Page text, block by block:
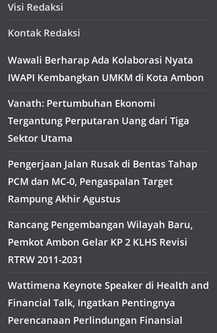
Visi Redaksi
Kontak Redaksi
Wawali Berharap Ada Kolaborasi Nyata
IWAPI Kembangkan UMKM di Kota Ambon
Vanath: Pertumbuhan Ekonomi
Tergantung Perputaran Uang dari Tiga
Sektor Utama
Pengerjaan Jalan Rusak di Bentas Tahap
PCM dan MC-0, Pengaspalan Target
Rampung Akhir Agustus
Rancang Pengembangan Wilayah Baru,
Pemkot Ambon Gelar KP 2 KLHS Revisi
RTRW 2011-2031
Wattimena Keynote Speaker di Health and
Financial Talk, Ingatkan Pentingnya
Perencanaan Perlindungan Finansial